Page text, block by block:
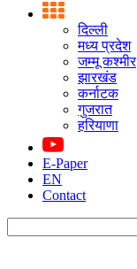
दिल्ली
मध्य प्रदेश
जम्मू कश्मीर
झारखंड
कर्नाटक
गुजरात
हरियाणा
E-Paper
EN
Contact